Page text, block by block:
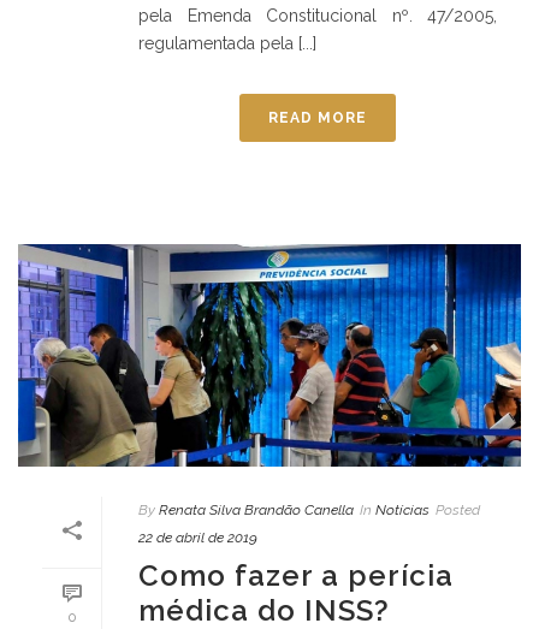
pela Emenda Constitucional nº. 47/2005,
regulamentada pela [...]
READ MORE
0
By Renata Silva Brandão Canella In Notícias Posted
22 de abril de 2019
Como fazer a perícia
médica do INSS?